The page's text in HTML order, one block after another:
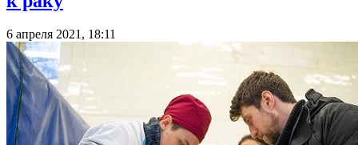
6 апреля 2021, 18:11